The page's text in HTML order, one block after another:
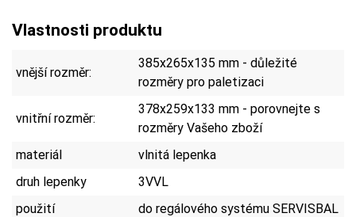
Vlastnosti produktu
vnější rozměr:
385x265x135 mm - důležité
rozměry pro paletizaci
vnitřní rozměr:
378x259x133 mm - porovnejte s
rozměry Vašeho zboží
materiál
vlnitá lepenka
druh lepenky
3VVL
použití
do regálového systému SERVISBAL